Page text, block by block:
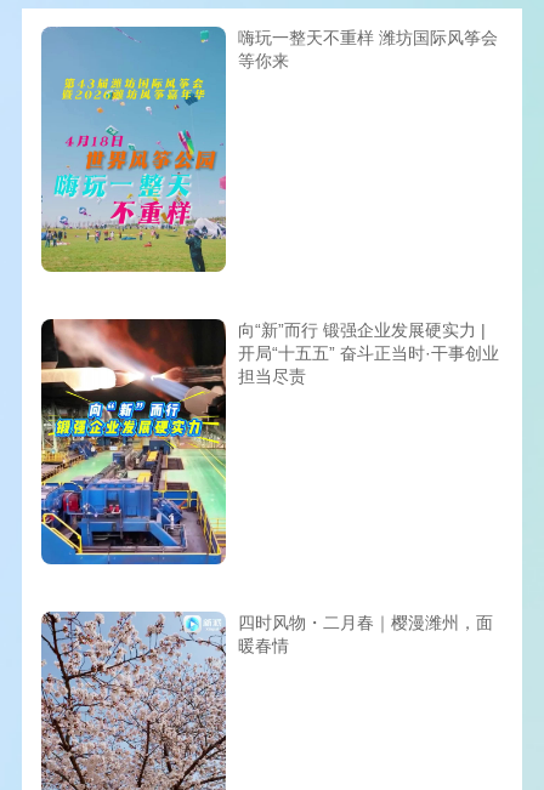
嗨玩一整天不重样 潍坊国际风筝会
等你来
向“新”而行 锻强企业发展硬实力 |
开局“十五五” 奋斗正当时·干事创业
担当尽责
四时风物・二月春｜樱漫潍州，面
暖春情